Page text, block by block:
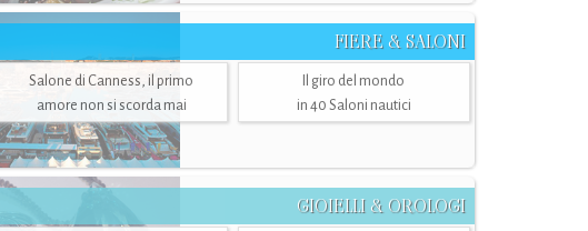
FIERE & SALONI
Salone di Canness, il primo
amore non si scorda mai
Il giro del mondo
in 40 Saloni nautici
GIOIELLI & OROLOGI